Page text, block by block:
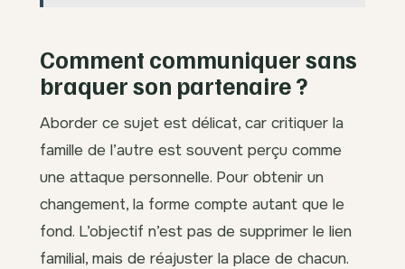
Comment communiquer sans
braquer son partenaire ?
Aborder ce sujet est délicat, car critiquer la
famille de l’autre est souvent perçu comme
une attaque personnelle. Pour obtenir un
changement, la forme compte autant que le
fond. L’objectif n’est pas de supprimer le lien
familial, mais de réajuster la place de chacun.